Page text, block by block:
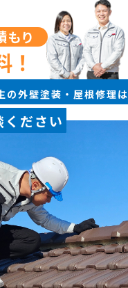
もり
！
の外壁塗装・屋根修理は
ださい